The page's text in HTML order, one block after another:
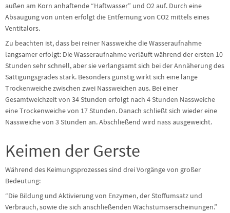
außen am Korn anhaftende “Haftwasser” und O2 auf. Durch eine
Absaugung von unten erfolgt die Entfernung von CO2 mittels eines
Ventitalors.
Zu beachten ist, dass bei reiner Nassweiche die Wasseraufnahme
langsamer erfolgt: Die Wasseraufnahme verläuft während der ersten 10
Stunden sehr schnell, aber sie verlangsamt sich bei der Annäherung des
Sättigungsgrades stark. Besonders günstig wirkt sich eine lange
Trockenweiche zwischen zwei Nassweichen aus. Bei einer
Gesamtweichzeit von 34 Stunden erfolgt nach 4 Stunden Nassweiche
eine Trockenweiche von 17 Stunden. Danach schließt sich wieder eine
Nassweiche von 3 Stunden an. Abschließend wird nass ausgeweicht.
Keimen der Gerste
Während des Keimungsprozesses sind drei Vorgänge von großer
Bedeutung:
“Die Bildung und Aktivierung von Enzymen, der Stoffumsatz und
Verbrauch, sowie die sich anschließenden Wachstumserscheinungen.”